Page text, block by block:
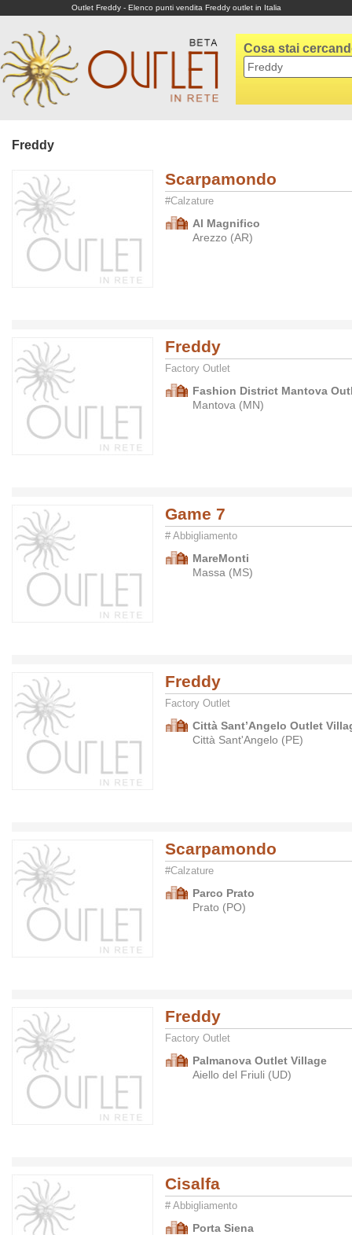
Outlet Freddy - Elenco punti vendita Freddy outlet in Italia
Cosa stai
Freddy
Scarpamondo
#Calzature
Al Magnifico
Arezzo (AR)
Freddy
Factory Outlet
Fashion District Mantova
Mantova (MN)
Game 7
# Abbigliamento
MareMonti
Massa (MS)
Freddy
Factory Outlet
Città Sant’Angelo Outlet
Città Sant'Angelo (PE)
Scarpamondo
#Calzature
Parco Prato
Prato (PO)
Freddy
Factory Outlet
Palmanova Outlet Village
Aiello del Friuli (UD)
Cisalfa
# Abbigliamento
Porta Siena